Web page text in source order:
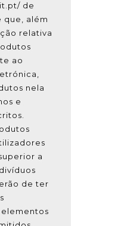
de
que, além
relativa
ao
nela
e
a
de ter